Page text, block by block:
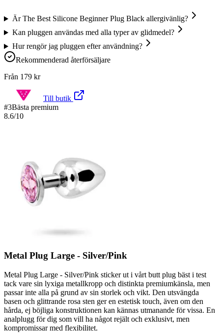
Är The Best Silicone Beginner Plug Black allergivänlig?
Kan pluggen användas med alla typer av glidmedel?
Hur rengör jag pluggen efter användning?
Rekommenderad återförsäljare
Från 179 kr
Till butik
#3Bästa premium
8.6/10
Metal Plug Large - Silver/Pink
Metal Plug Large - Silver/Pink sticker ut i vårt butt plug bäst i test
tack vare sin lyxiga metallkropp och distinkta premiumkänsla, men
passar inte alla på grund av sin storlek och vikt. Den utsvängda
basen och glittrande rosa sten ger en estetisk touch, även om den
hårda, ej böjliga konstruktionen kan kännas utmanande för vissa. En
analplugg för dig som vill ha något rejält och exklusivt, men
kompromissar med flexibilitet.